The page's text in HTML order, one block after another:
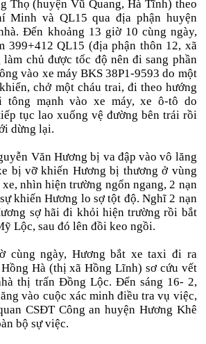
Thọ (huyện Vũ Quang, Hà Tĩnh) theo
Minh và QL15 qua địa phận huyện
Đến khoảng 13 giờ 10 cùng ngày,
399+412 QL15 (địa phận thôn 12, xã
chủ được tốc độ nên đi sang phần
vào xe máy BKS 38P1-9593 do một
chở một cháu trai, đi theo hướng
tông mạnh vào xe máy, xe ô-tô do
tục lao xuống vệ đường bên trái rồi
dừng lại.
Văn Hương bị va đập vào vô lăng
bị vỡ khiến Hương bị thương ở vùng
nhìn hiện trường ngổn ngang, 2 nạn
khiến Hương lo sợ tột độ. Nghĩ 2 nạn
sợ hãi đi khỏi hiện trường rồi bắt
Lộc, sau đó lên đồi keo ngồi.
cùng ngày, Hương bắt xe taxi đi ra
Hà (thị xã Hồng Lĩnh) sơ cứu vết
thị trấn Đồng Lộc. Đến sáng 16- 2,
vào cuộc xác minh điều tra vụ việc,
CSĐT Công an huyện Hương Khê
bộ sự việc.